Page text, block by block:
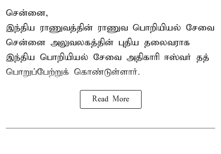
சென்னை,
இந்திய ராணுவத்தின் ராணுவ பொறியியல் சேவை
சென்னை அலுவலகத்தின் புதிய தலைவராக
இந்திய பொறியியல் சேவை அதிகாரி ஈஸ்வர் தத்
பொறுப்பேற்றுக் கொண்டுள்ளார்.
Read More